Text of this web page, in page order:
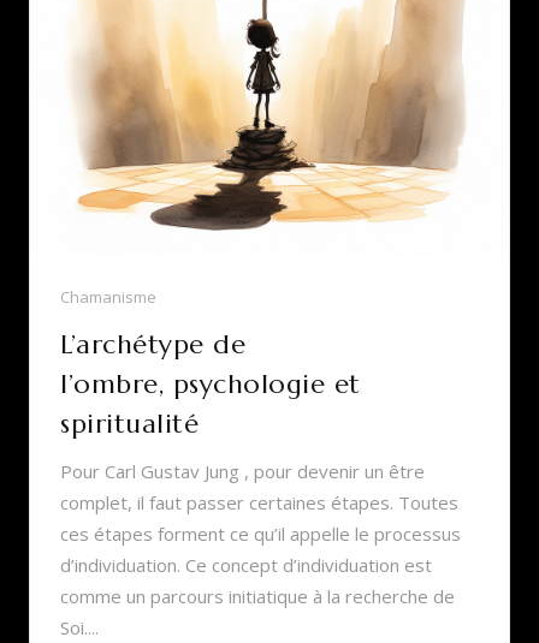
Chamanisme
L’archétype de
l’ombre, psychologie et
spiritualité
Pour Carl Gustav Jung , pour devenir un être
complet, il faut passer certaines étapes. Toutes
ces étapes forment ce qu’il appelle le processus
d’individuation. Ce concept d’individuation est
comme un parcours initiatique à la recherche de
Soi....